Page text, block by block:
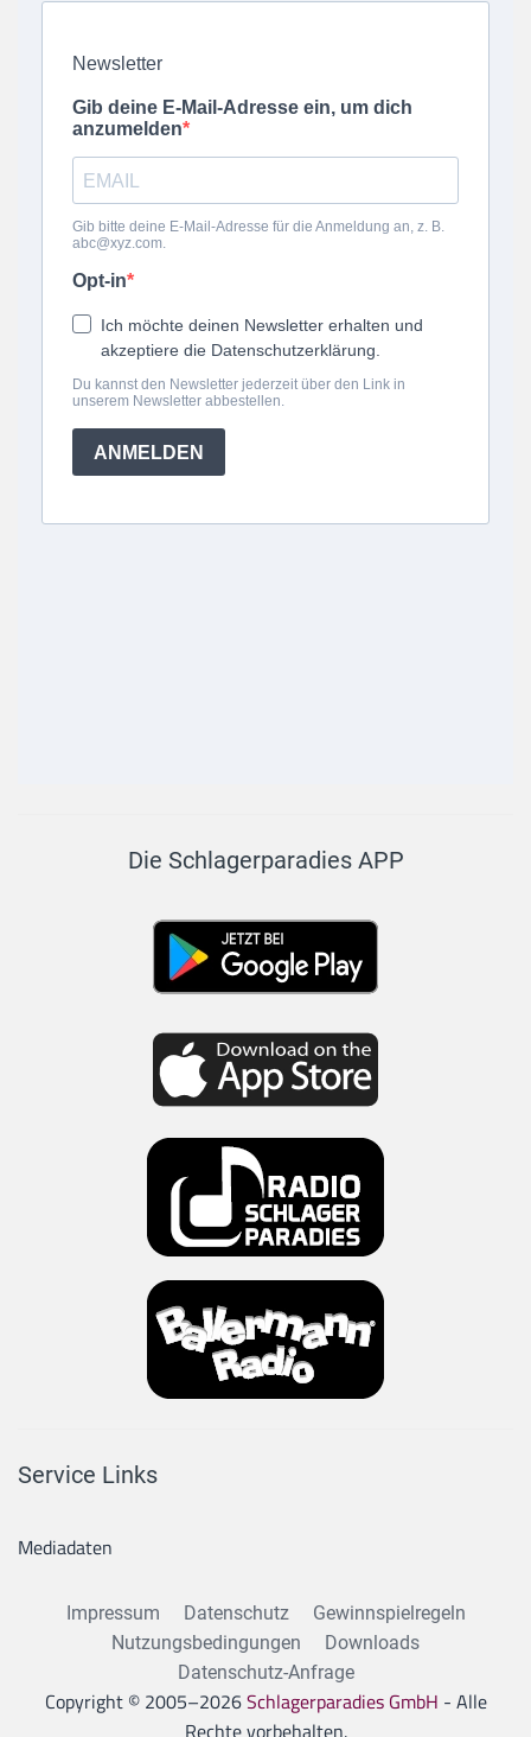
Die Schlagerparadies APP
Service Links
Mediadaten
Impressum Datenschutz
Gewinnspielregeln
Nutzungsbedingungen
Downloads
Datenschutz-Anfrage
Copyright © 2005–2026Schlagerparadies GmbH - Alle
Rechte vorbehalten.